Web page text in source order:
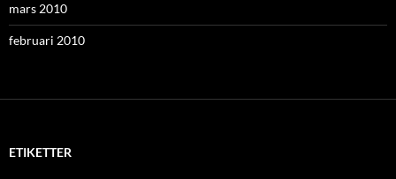
mars 2010
februari 2010
ETIKETTER